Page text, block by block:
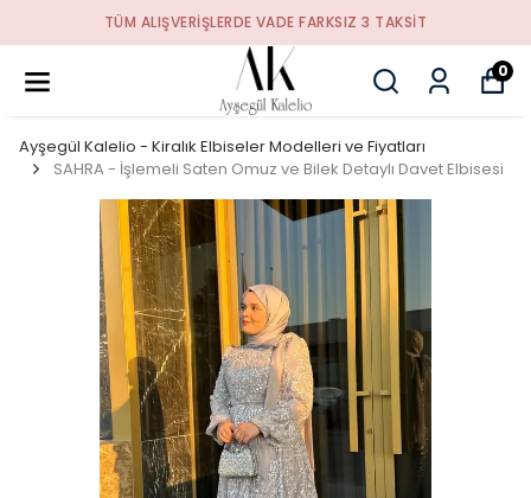
TÜM ALIŞVERIŞLERDE VADE FARKSIZ 3 TAKSIT
0
Ayşegül Kalelio - Kiralık Elbiseler Modelleri ve Fiyatları
SAHRA - İşlemeli Saten Omuz ve Bilek Detaylı Davet Elbisesi